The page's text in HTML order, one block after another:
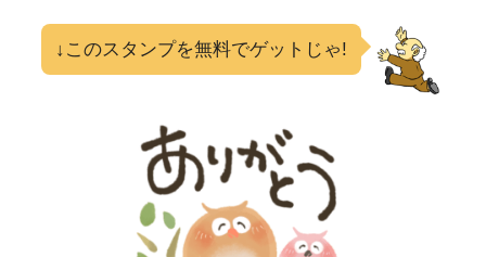
↓このスタンプを無料でゲットじゃ!